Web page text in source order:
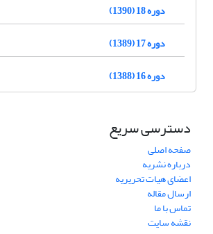
دوره 18 (1390)
دوره 17 (1389)
دوره 16 (1388)
دسترسی سریع
صفحه اصلی
درباره نشریه
اعضای هیات تحریریه
ارسال مقاله
تماس با ما
نقشه سایت